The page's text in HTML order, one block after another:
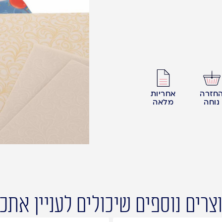
נוחה
אחריות
מלאה
נוספים שיכולים לעניין